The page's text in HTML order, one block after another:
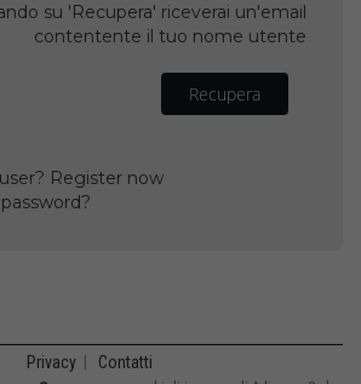
su 'Recupera' riceverai un'email
contentente il tuo nome utente
Recupera
Register now
Privacy Contatti